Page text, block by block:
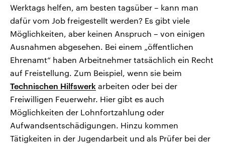
Werktags helfen, am besten tagsüber – kann man
dafür vom Job freigestellt werden? Es gibt viele
Möglichkeiten, aber keinen Anspruch – von einigen
Ausnahmen abgesehen. Bei einem „öffentlichen
Ehrenamt“ haben Arbeitnehmer tatsächlich ein Recht
auf Freistellung. Zum Beispiel, wenn sie beim
Technischen Hilfswerk arbeiten oder bei der
Freiwilligen Feuerwehr. Hier gibt es auch
Möglichkeiten der Lohnfortzahlung oder
Aufwandsentschädigungen. Hinzu kommen
Tätigkeiten in der Jugendarbeit und als Prüfer bei der